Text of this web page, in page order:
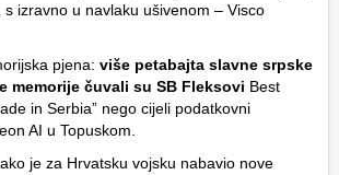
s izravno u navlaku ušivenom – Visco
pjena: više petabajta slavne srpske
memorije čuvali su SB Fleksovi Best
in Serbia” nego cijeli podatkovni
AI u Topuskom.
je za Hrvatsku vojsku nabavio nove